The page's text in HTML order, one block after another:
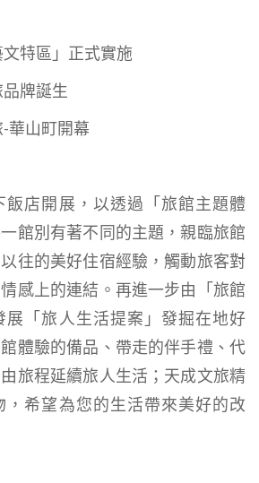
特區」正式實施
牌誕生
華山町開幕
飯店開展，以透過「旅館主題體
館別有著不同的主題，親臨旅館
往的美好住宿經驗，觸動旅客對
感上的連結。再進一步由「旅館
展「旅人生活提案」發掘在地好
體驗的備品、帶走的伴手禮、代
旅程延續旅人生活；天成文旅精
，希望為您的生活帶來美好的改